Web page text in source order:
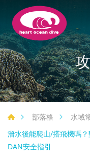
部落格
水域
潛水後能爬山/搭飛機嗎
DAN安全指引